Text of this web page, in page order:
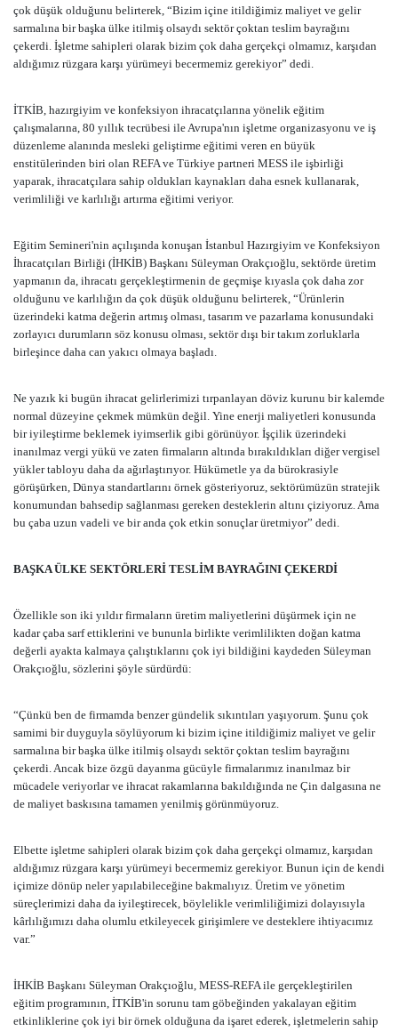
çok düşük olduğunu belirterek, “Bizim içine itildiğimiz maliyet ve gelir
sarmalına bir başka ülke itilmiş olsaydı sektör çoktan teslim bayrağını
çekerdi. İşletme sahipleri olarak bizim çok daha gerçekçi olmamız, karşıdan
aldığımız rüzgara karşı yürümeyi becermemiz gerekiyor” dedi.
İTKİB, hazırgiyim ve konfeksiyon ihracatçılarına yönelik eğitim
çalışmalarına, 80 yıllık tecrübesi ile Avrupa'nın işletme organizasyonu ve iş
düzenleme alanında mesleki geliştirme eğitimi veren en büyük
enstitülerinden biri olan REFA ve Türkiye partneri MESS ile işbirliği
yaparak, ihracatçılara sahip oldukları kaynakları daha esnek kullanarak,
verimliliği ve karlılığı artırma eğitimi veriyor.
Eğitim Semineri'nin açılışında konuşan İstanbul Hazırgiyim ve Konfeksiyon
İhracatçıları Birliği (İHKİB) Başkanı Süleyman Orakçıoğlu, sektörde üretim
yapmanın da, ihracatı gerçekleştirmenin de geçmişe kıyasla çok daha zor
olduğunu ve karlılığın da çok düşük olduğunu belirterek, “Ürünlerin
üzerindeki katma değerin artmış olması, tasarım ve pazarlama konusundaki
zorlayıcı durumların söz konusu olması, sektör dışı bir takım zorluklarla
birleşince daha can yakıcı olmaya başladı.
Ne yazık ki bugün ihracat gelirlerimizi tırpanlayan döviz kurunu bir kalemde
normal düzeyine çekmek mümkün değil. Yine enerji maliyetleri konusunda
bir iyileştirme beklemek iyimserlik gibi görünüyor. İşçilik üzerindeki
inanılmaz vergi yükü ve zaten firmaların altında bırakıldıkları diğer vergisel
yükler tabloyu daha da ağırlaştırıyor. Hükümetle ya da bürokrasiyle
görüşürken, Dünya standartlarını örnek gösteriyoruz, sektörümüzün stratejik
konumundan bahsedip sağlanması gereken desteklerin altını çiziyoruz. Ama
bu çaba uzun vadeli ve bir anda çok etkin sonuçlar üretmiyor” dedi.
BAŞKA ÜLKE SEKTÖRLERİ TESLİM BAYRAĞINI ÇEKERDİ
Özellikle son iki yıldır firmaların üretim maliyetlerini düşürmek için ne
kadar çaba sarf ettiklerini ve bununla birlikte verimlilikten doğan katma
değerli ayakta kalmaya çalıştıklarını çok iyi bildiğini kaydeden Süleyman
Orakçıoğlu, sözlerini şöyle sürdürdü:
“Çünkü ben de firmamda benzer gündelik sıkıntıları yaşıyorum. Şunu çok
samimi bir duyguyla söylüyorum ki bizim içine itildiğimiz maliyet ve gelir
sarmalına bir başka ülke itilmiş olsaydı sektör çoktan teslim bayrağını
çekerdi. Ancak bize özgü dayanma gücüyle firmalarımız inanılmaz bir
mücadele veriyorlar ve ihracat rakamlarına bakıldığında ne Çin dalgasına ne
de maliyet baskısına tamamen yenilmiş görünmüyoruz.
Elbette işletme sahipleri olarak bizim çok daha gerçekçi olmamız, karşıdan
aldığımız rüzgara karşı yürümeyi becermemiz gerekiyor. Bunun için de kendi
içimize dönüp neler yapılabileceğine bakmalıyız. Üretim ve yönetim
süreçlerimizi daha da iyileştirecek, böylelikle verimliliğimizi dolayısıyla
kârlılığımızı daha olumlu etkileyecek girişimlere ve desteklere ihtiyacımız
var.”
İHKİB Başkanı Süleyman Orakçıoğlu, MESS-REFA ile gerçekleştirilen
eğitim programının, İTKİB'in sorunu tam göbeğinden yakalayan eğitim
etkinliklerine çok iyi bir örnek olduğuna da işaret ederek, işletmelerin sahip